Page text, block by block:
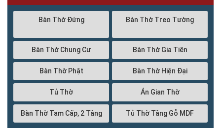
Bàn Thờ Đứng Bàn Thờ Treo Tường
Bàn Thờ Chung Cư Bàn Thờ Gia Tiên
Bàn Thờ Phật Bàn Thờ Hiện Đại
Tủ Thờ Án Gian Thờ
Bàn Thờ Tam Cấp, 2 Tầng Tủ Thờ Tầng Gỗ MDF